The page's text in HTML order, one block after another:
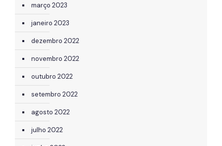
março 2023
janeiro 2023
dezembro 2022
novembro 2022
outubro 2022
setembro 2022
agosto 2022
julho 2022